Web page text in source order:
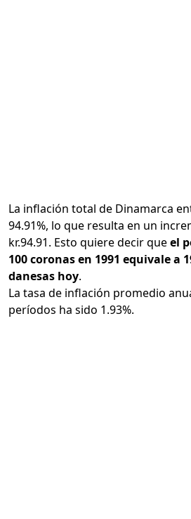
La inflación total de Dinamarca
94.91%, lo que resulta en un
kr.94.91. Esto quiere decir queel
100 coronas en 1991 equivale a
danesas hoy.
La tasa de inflación promedio
períodos ha sido 1.93%.